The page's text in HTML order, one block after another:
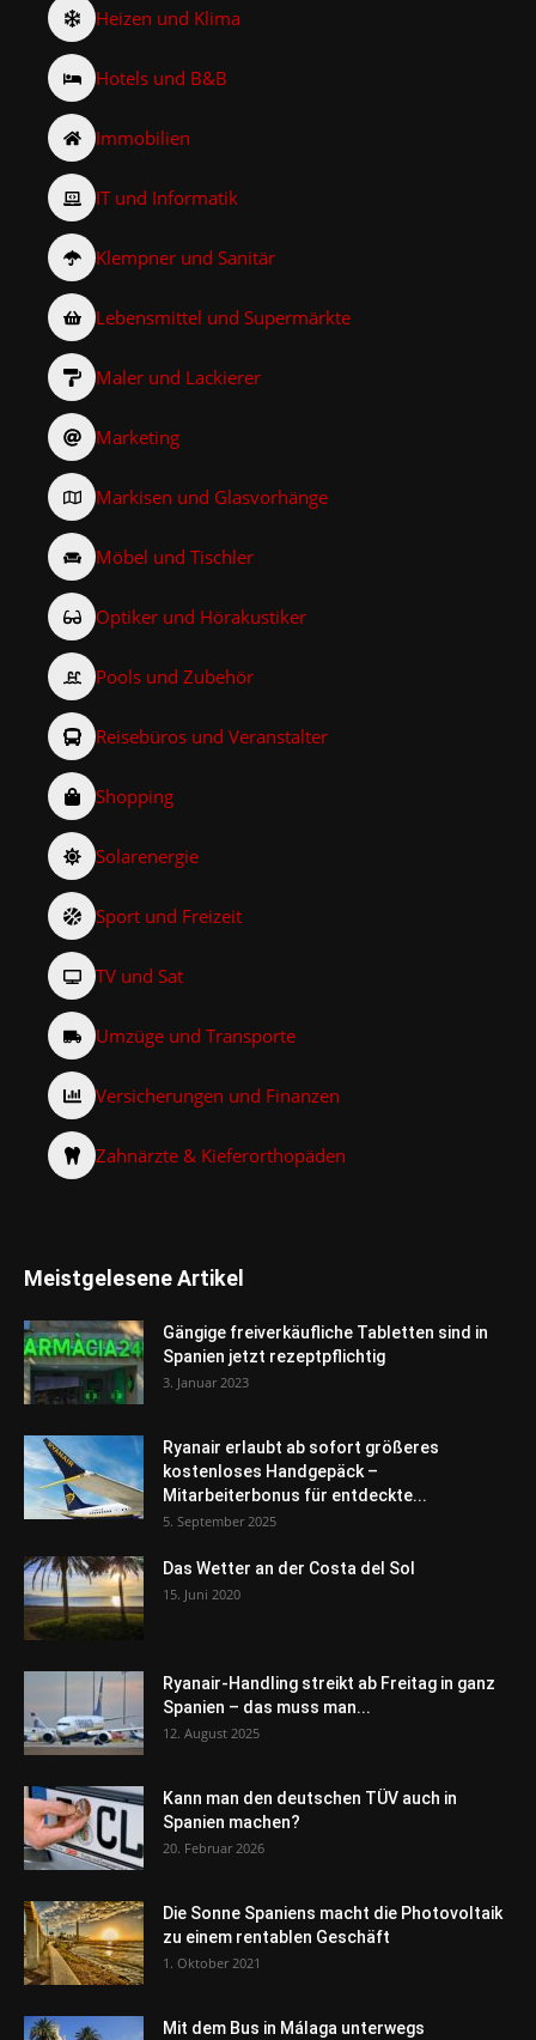
Heizen und Klima
Hotels und B&B
Immobilien
IT und Informatik
Klempner und Sanitär
Lebensmittel und Supermärkte
Maler und Lackierer
Marketing
Markisen und Glasvorhänge
Möbel und Tischler
Optiker und Hörakustiker
Pools und Zubehör
Reisebüros und Veranstalter
Shopping
Solarenergie
Sport und Freizeit
TV und Sat
Umzüge und Transporte
Versicherungen und Finanzen
Zahnärzte & Kieferorthopäden
Meistgelesene Artikel
Gängige freiverkäufliche Tabletten sind in
Spanien jetzt rezeptpflichtig
3. Januar 2023
Ryanair erlaubt ab sofort größeres
kostenloses Handgepäck –
Mitarbeiterbonus für entdeckte...
5. September 2025
Das Wetter an der Costa del Sol
15. Juni 2020
Ryanair-Handling streikt ab Freitag in ganz
Spanien – das muss man...
12. August 2025
Kann man den deutschen TÜV auch in
Spanien machen?
20. Februar 2026
Die Sonne Spaniens macht die Photovoltaik
zu einem rentablen Geschäft
1. Oktober 2021
Mit dem Bus in Málaga unterwegs